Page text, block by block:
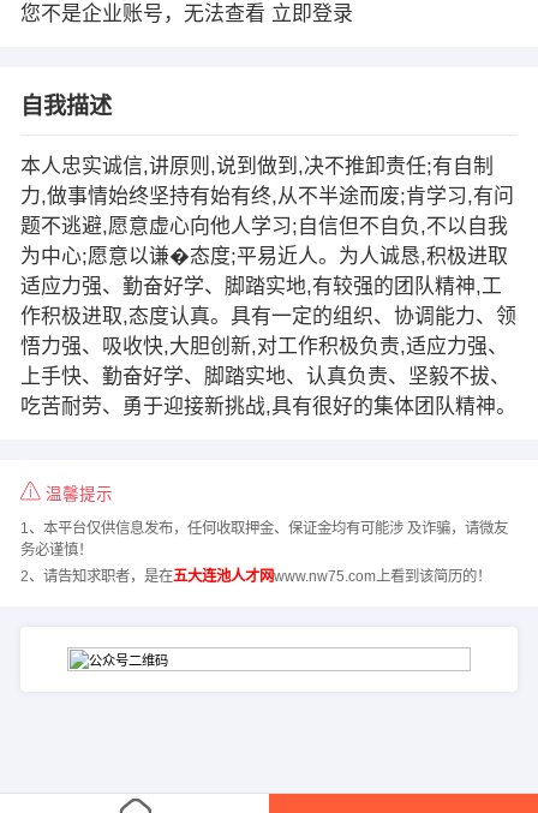
您不是企业账号，无法查看 立即登录
自我描述
本人忠实诚信,讲原则,说到做到,决不推卸责任;有自制
力,做事情始终坚持有始有终,从不半途而废;肯学习,有问
题不逃避,愿意虚心向他人学习;自信但不自负,不以自我
为中心;愿意以谦�态度;平易近人。为人诚恳,积极进取
适应力强、勤奋好学、脚踏实地,有较强的团队精神,工
作积极进取,态度认真。具有一定的组织、协调能力、领
悟力强、吸收快,大胆创新,对工作积极负责,适应力强、
上手快、勤奋好学、脚踏实地、认真负责、坚毅不拔、
吃苦耐劳、勇于迎接新挑战,具有很好的集体团队精神。
温馨提示
1、本平台仅供信息发布，任何收取押金、保证金均有可能涉 及诈骗，请微友
务必谨慎！
2、请告知求职者，是在五大连池人才网www.nw75.com上看到该简历的！